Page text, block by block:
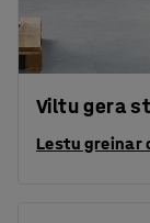
Viltu gera
Lestu greinar